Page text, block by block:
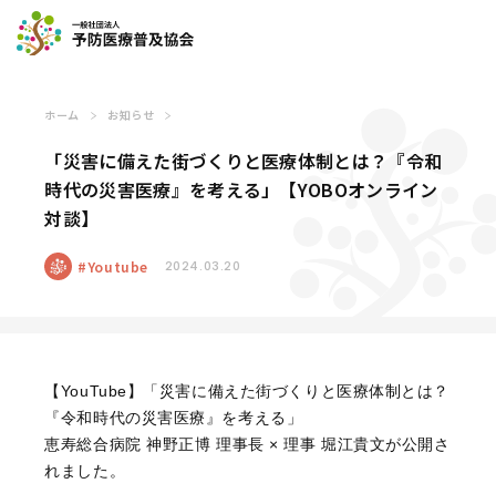
ホーム お知らせ
「災害に備えた街づくりと医療体制とは？『令和
時代の災害医療』を考える」【YOBOオンライン
対談】
Youtube 2024.03.20
【YouTube】「災害に備えた街づくりと医療体制とは？
『令和時代の災害医療』を考える」
恵寿総合病院 神野正博 理事長 × 理事 堀江貴文が公開さ
れました。